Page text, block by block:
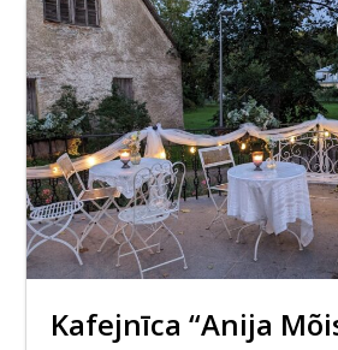
Kafejnīca “Anija